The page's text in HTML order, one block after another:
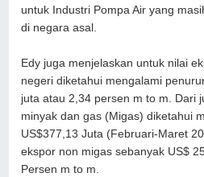
untuk Industri Pompa Air yang
di negara asal.
Edy juga menjelaskan untuk nilai
negeri diketahui mengalami
juta atau 2,34 persen m to m. Dari
minyak dan gas (Migas) diketahui
US$377,13 Juta (Februari-Maret
ekspor non migas sebanyak US$
Persen m to m.